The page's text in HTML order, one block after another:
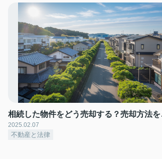
相続した物件をどう売却する？売却方法
2025.02.07
不動産と法律